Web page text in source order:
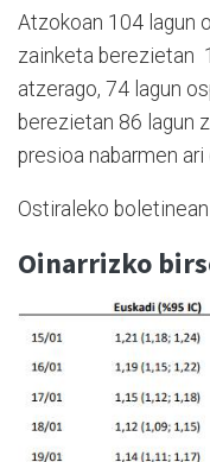
Atzokoan 104 lagun
zainketa berezietan
atzerago, 74 lagun
berezietan 86 lagun
presioa nabarmen ari
Ostiraleko
Oinarrizko